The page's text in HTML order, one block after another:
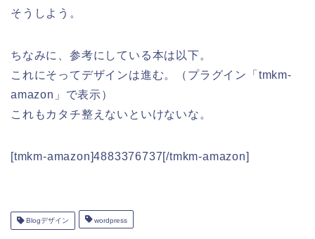
そうしよう。
ちなみに、参考にしている本は以下。
これにそってデザインは進む。（プラグイン「tmkm-
amazon」で表示）
これもカタチ整えないといけないな。
[tmkm-amazon]4883376737[/tmkm-amazon]
Blogデザイン wordpress